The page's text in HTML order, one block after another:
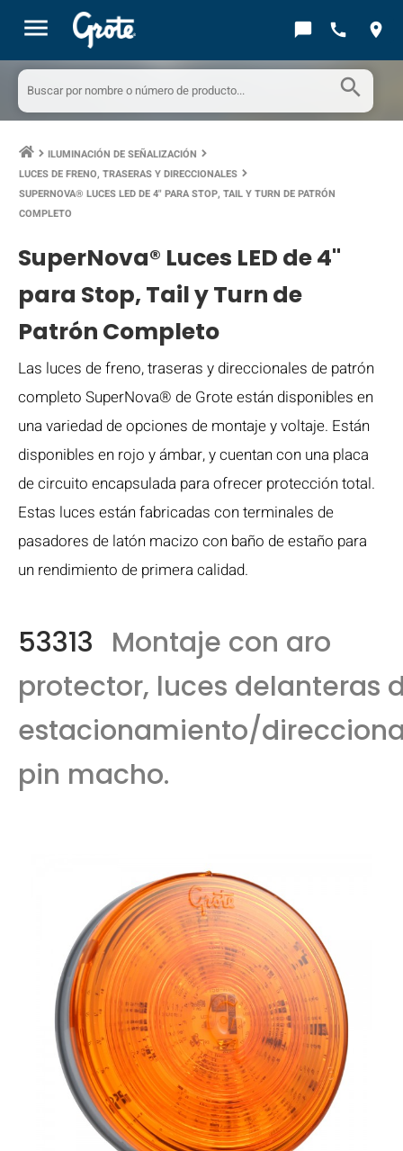
menu chat_bubble call location_on
search
keyboard_arrow_right ILUMINACIÓN DE SEÑALIZACIÓN keyboard_arrow_right
LUCES DE FRENO, TRASERAS Y DIRECCIONALES keyboard_arrow_right
SUPERNOVA® LUCES LED DE 4" PARA STOP, TAIL Y TURN DE PATRÓN
COMPLETO
SuperNova® Luces LED de 4"
para Stop, Tail y Turn de
Patrón Completo
Las luces de freno, traseras y direccionales de patrón
completo SuperNova® de Grote están disponibles en
una variedad de opciones de montaje y voltaje. Están
disponibles en rojo y ámbar, y cuentan con una placa
de circuito encapsulada para ofrecer protección total.
Estas luces están fabricadas con terminales de
pasadores de latón macizo con baño de estaño para
un rendimiento de primera calidad.
53313 Montaje con aro
protector, luces delanteras
estacionamiento/
pin macho.